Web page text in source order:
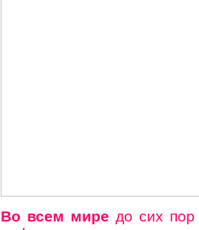
Во всем мире до сих пор